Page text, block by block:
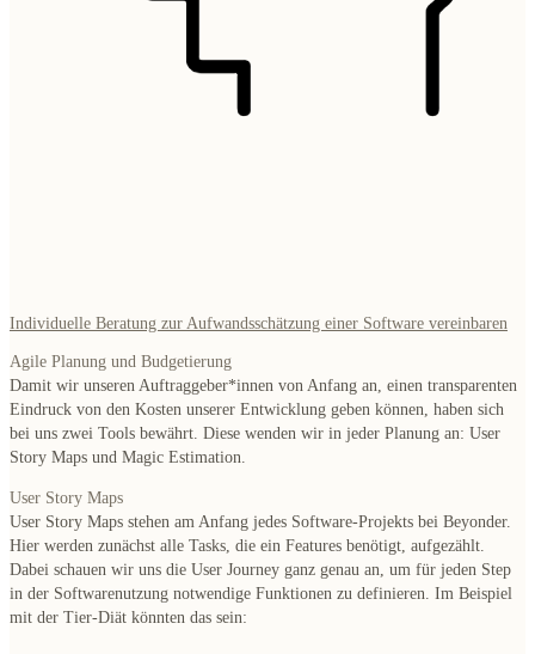
Individuelle Beratung zur Aufwandsschätzung einer Software vereinbaren
Agile Planung und Budgetierung
Damit wir unseren Auftraggeber*innen von Anfang an, einen transparenten
Eindruck von den Kosten unserer Entwicklung geben können, haben sich
bei uns zwei Tools bewährt. Diese wenden wir in jeder Planung an: User
Story Maps und Magic Estimation.
User Story Maps
User Story Maps stehen am Anfang jedes Software-Projekts bei Beyonder.
Hier werden zunächst alle Tasks, die ein Features benötigt, aufgezählt.
Dabei schauen wir uns die User Journey ganz genau an, um für jeden Step
in der Softwarenutzung notwendige Funktionen zu definieren. Im Beispiel
mit der Tier-Diät könnten das sein: